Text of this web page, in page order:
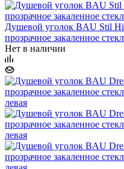
Душевой уголок BAU Stil
прозрачное закаленное
Нет в наличии